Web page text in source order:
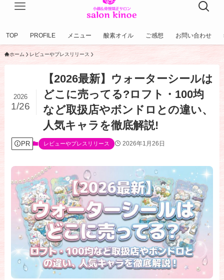
TOP PROFILE メニュー 酸素オイル ご感想 お問い合わせ
ホーム レビューやプレスリリース
【2026最新】ウォーターシールは
どこに売ってる?ロフト・100均
など取扱店やボンドロとの違い、
人気キャラを徹底解説!
2026
1/26
PR レビューやプレスリリース 2026年1月26日